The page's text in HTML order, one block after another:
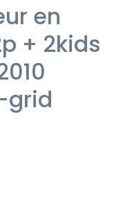
en
+ 2kids
grid